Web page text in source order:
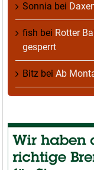
Sonnia bei
fish bei Rotter
gesperrt
Bitz bei Ab